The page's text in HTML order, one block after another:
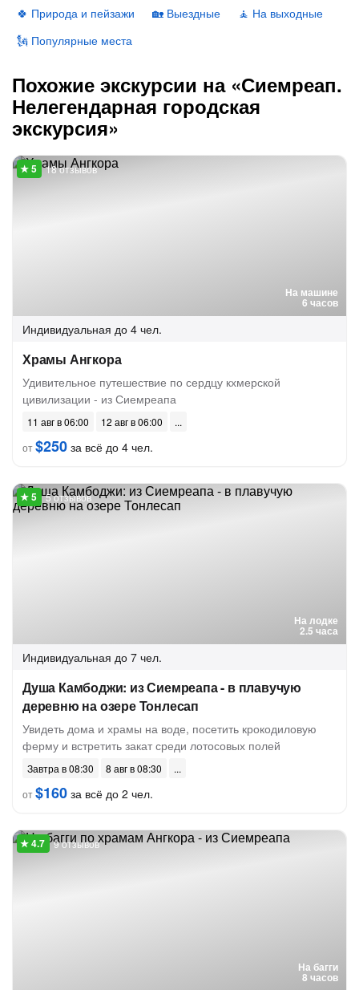
🍀 Природа и пейзажи 🏡 Выездные
🧘 На выходные
🗽 Популярные места
Похожие экскурсии на «Сиемреап.
Нелегендарная городская
экскурсия»
На машине
6 часов
18 отзывов
Индивидуальная до 4 чел.
Храмы Ангкора
Удивительное путешествие по сердцу кхмерской
цивилизации - из Сиемреапа
11 авг в 06:00
12 авг в 06:00
от$250 за всё до 4 чел.
На лодке
2.5 часа
5 отзывов
Индивидуальная до 7 чел.
Душа Камбоджи: из Сиемреапа - в плавучую
деревню на озере Тонлесап
Увидеть дома и храмы на воде, посетить крокодиловую
ферму и встретить закат среди лотосовых полей
Завтра в 08:30
8 авг в 08:30
от$160 за всё до 2 чел.
На багги
8 часов
9 отзывов